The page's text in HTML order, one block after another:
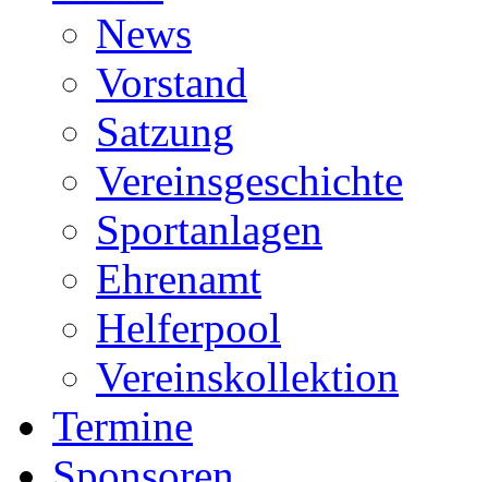
News
Vorstand
Satzung
Vereinsgeschichte
Sportanlagen
Ehrenamt
Helferpool
Vereinskollektion
Termine